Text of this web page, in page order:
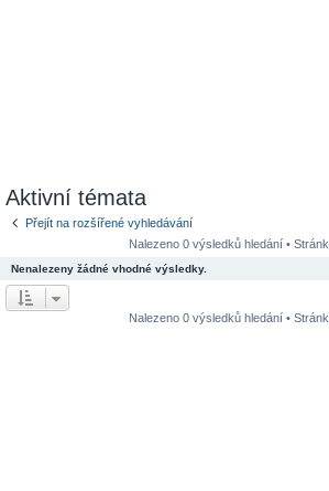
Aktivní témata
Přejít na rozšířené vyhledávání
Nalezeno 0 výsledků hledání •
Nenalezeny žádné vhodné výsledky.
Nalezeno 0 výsledků hledání •